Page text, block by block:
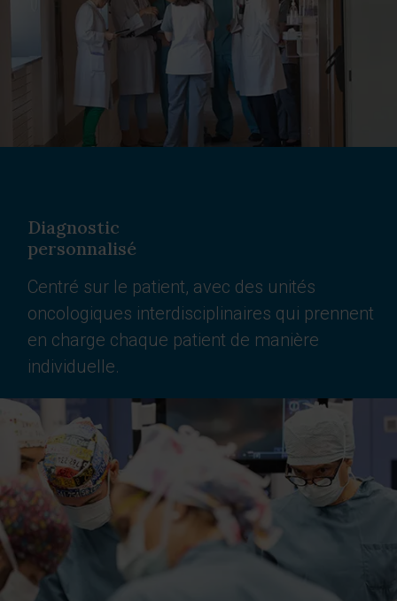
Diagnostic
personnalisé
Centré sur le patient, avec des unités
oncologiques interdisciplinaires qui prennent
en charge chaque patient de manière
individuelle.